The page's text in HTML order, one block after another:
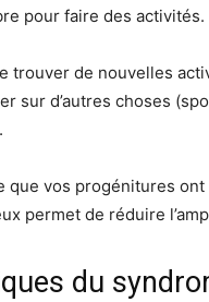
pour faire des activités.
trouver de nouvelles
sur d’autres choses
que vos progénitures
permet de réduire
du